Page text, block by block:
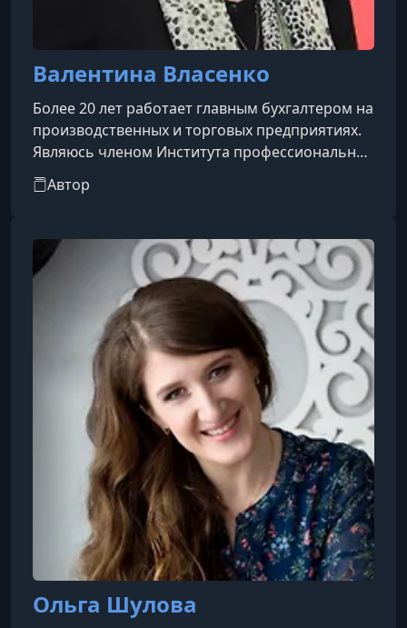
Валентина Власенко
Более 20 лет работает главным бухгалтером на
производственных и торговых предприятиях.
Являюсь членом Института профессиональных
бухгалтеров России.
Автор
Ольга Шулова